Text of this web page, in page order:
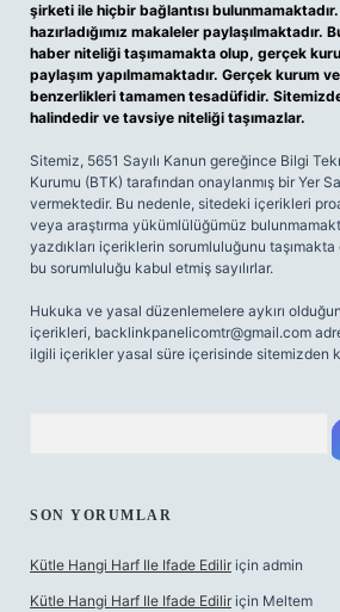
şirketi ile hiçbir bağlantısı
hazırladığımız makaleler paylaşılmaktadır.
haber niteliği taşımamakta olup, gerçek
paylaşım yapılmamaktadır. Gerçek kurum
benzerlikleri tamamen tesadüfidir.
halindedir ve tavsiye niteliği taşımazlar.
Sitemiz, 5651 Sayılı Kanun gereğince Bilgi
Kurumu (BTK) tarafından onaylanmış bir Yer
vermektedir. Bu nedenle, sitedeki içerikleri
veya araştırma yükümlülüğümüz
yazdıkları içeriklerin sorumluluğunu
bu sorumluluğu kabul etmiş sayılırlar.
Hukuka ve yasal düzenlemelere aykırı
içerikleri, backlinkpanelicomtr@gmail.com
ilgili içerikler yasal süre içerisinde sitemizden
SON YORUMLAR
Kütle Hangi Harf Ile Ifade Edilir için admin
Kütle Hangi Harf Ile Ifade Edilir için Meltem